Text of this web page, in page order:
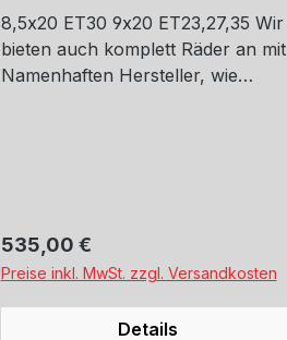
8,5x20 ET30 9x20 ET23,27,35 Wir
bieten auch komplett Räder an mit
Namenhaften Hersteller, wie
Regulärer Preis:
535,00 €
Preise inkl. MwSt. zzgl. Versandkosten
Details